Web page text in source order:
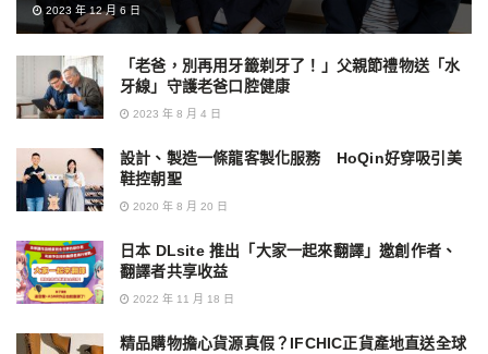
2023 年 12 月 6 日
「老爸，別再用牙籤剃牙了！」父親節禮物送「水
牙線」守護老爸口腔健康
2023 年 8 月 4 日
設計、製造一條龍客製化服務 HoQin好穿吸引美
鞋控朝聖
2020 年 8 月 20 日
日本 DLsite 推出「大家一起來翻譯」邀創作者、
翻譯者共享收益
2022 年 11 月 18 日
精品購物擔心貨源真假？IFCHIC正貨產地直送全球